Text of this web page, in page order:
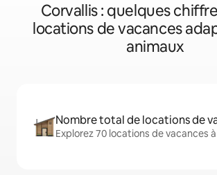
Corvallis : quelques
locations de vacances
animaux
Nombre total de locations de
Explorez 70 locations de vacances